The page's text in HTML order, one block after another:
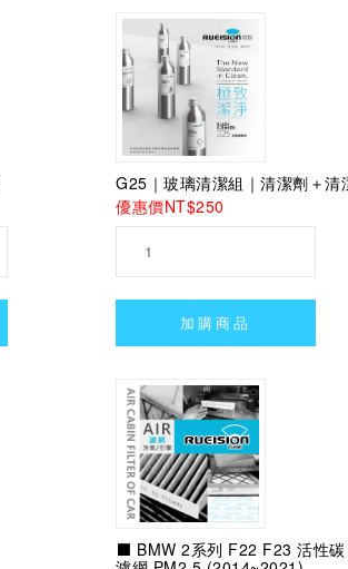
G25｜玻璃清潔組｜清潔劑＋清
優惠價NT$250
加購商品
⬛ BMW 2系列 F22 F23 活性